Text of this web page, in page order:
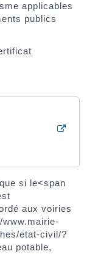
applicables
publics
si le<span
aux voiries
etat-civil/?
potable,